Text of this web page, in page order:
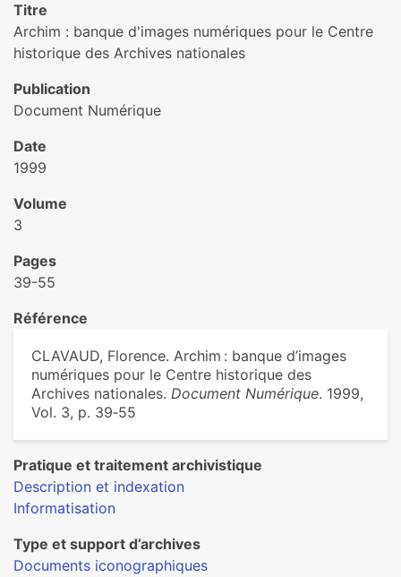
Titre
Archim : banque d'images numériques pour le Centre
historique des Archives nationales
Publication
Document Numérique
Date
1999
Volume
3
Pages
39-55
Référence
CLAVAUD, Florence. Archim : banque d’images
numériques pour le Centre historique des
Archives nationales. Document Numérique. 1999,
Vol. 3, p. 39‑55
Pratique et traitement archivistique
Description et indexation
Informatisation
Type et support d’archives
Documents iconographiques